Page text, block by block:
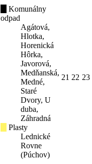
Komunálny
odpad
Agátová,
Hlotka,
Horenická
Hôrka,
Javorová,
Medňanská,
Medné,
Staré
Dvory, U
duba,
Záhradná
Plasty
Lednické
Rovne
(Púchov)
21 22 23